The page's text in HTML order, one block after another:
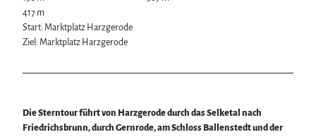
Wintersport
Bäder, Thermen & Saunen
Regionalmarke Typisch Harz
Filmkulisse Harz
Naturlandschaft Harz
Berauschend schöne Wildnis
417 m
Start: Marktplatz Harzgerode
Ziel: Marktplatz Harzgerode
Die Sterntour führt von Harzgerode durch das Selketal nach
Friedrichsbrunn, durch Gernrode, am Schloss Ballenstedt und der